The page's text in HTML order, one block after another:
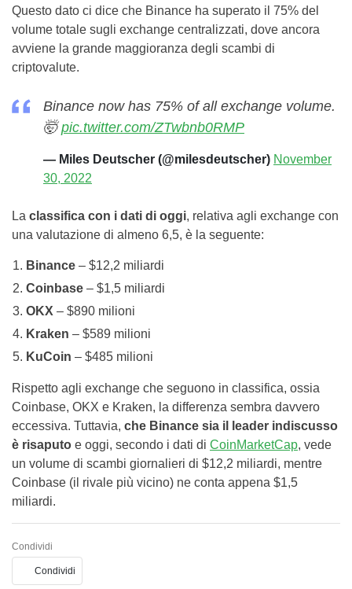
Questo dato ci dice che Binance ha superato il 75% del
volume totale sugli exchange centralizzati, dove ancora
avviene la grande maggioranza degli scambi di
criptovalute.
Binance now has 75% of all exchange volume.
🤯pic.twitter.com/ZTwbnb0RMP
— Miles Deutscher (@milesdeutscher) November
30, 2022
La classifica con i dati di oggi, relativa agli exchange con
una valutazione di almeno 6,5, è la seguente:
Binance – $12,2 miliardi
Coinbase – $1,5 miliardi
OKX – $890 milioni
Kraken – $589 milioni
KuCoin – $485 milioni
Rispetto agli exchange che seguono in classifica, ossia
Coinbase, OKX e Kraken, la differenza sembra davvero
eccessiva. Tuttavia, che Binance sia il leader indiscusso
è risaputo e oggi, secondo i dati di CoinMarketCap, vede
un volume di scambi giornalieri di $12,2 miliardi, mentre
Coinbase (il rivale più vicino) ne conta appena $1,5
miliardi.
Condividi
Condividi